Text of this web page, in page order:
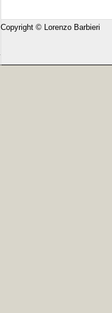
Copyright © Lorenzo Barbieri